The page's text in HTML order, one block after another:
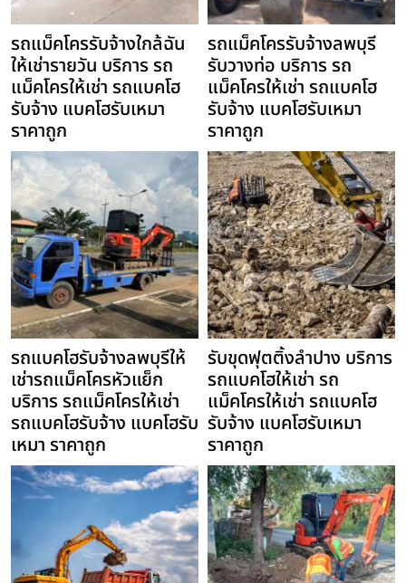
รถแม็คโครรับจ้างใกล้ฉัน
ให้เช่ารายวัน บริการ รถ
แม็คโครให้เช่า รถแบคโฮ
รับจ้าง แบคโฮรับเหมา
ราคาถูก
รถแม็คโครรับจ้างลพบุรี
รับวางท่อ บริการ รถ
แม็คโครให้เช่า รถแบคโฮ
รับจ้าง แบคโฮรับเหมา
ราคาถูก
รถแบคโฮรับจ้างลพบุรีให้
เช่ารถแม็คโครหัวแย็ก
บริการ รถแม็คโครให้เช่า
รถแบคโฮรับจ้าง แบคโฮรับ
เหมา ราคาถูก
รับขุดฟุตติ้งลำปาง บริการ
รถแบคโฮให้เช่า รถ
แม็คโครให้เช่า รถแบคโฮ
รับจ้าง แบคโฮรับเหมา
ราคาถูก